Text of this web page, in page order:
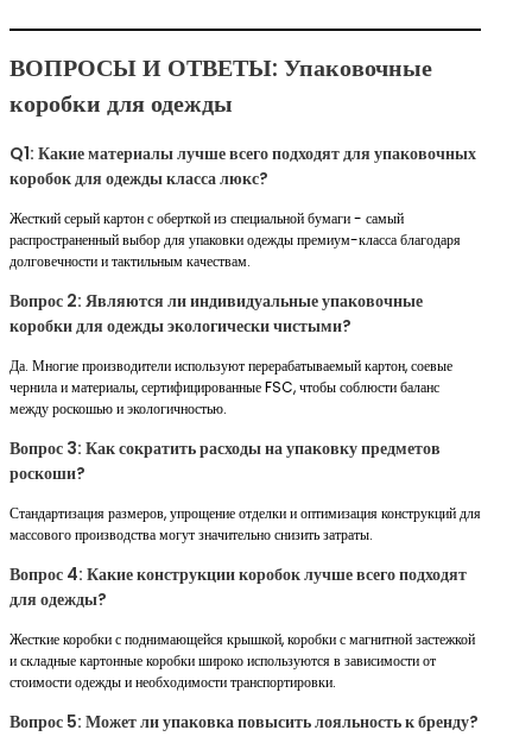
ВОПРОСЫ И ОТВЕТЫ: Упаковочные
коробки для одежды
Q1: Какие материалы лучше всего подходят для упаковочных
коробок для одежды класса люкс?
Жесткий серый картон с оберткой из специальной бумаги - самый
распространенный выбор для упаковки одежды премиум-класса благодаря
долговечности и тактильным качествам.
Вопрос 2: Являются ли индивидуальные упаковочные
коробки для одежды экологически чистыми?
Да. Многие производители используют перерабатываемый картон, соевые
чернила и материалы, сертифицированные FSC, чтобы соблюсти баланс
между роскошью и экологичностью.
Вопрос 3: Как сократить расходы на упаковку предметов
роскоши?
Стандартизация размеров, упрощение отделки и оптимизация конструкций для
массового производства могут значительно снизить затраты.
Вопрос 4: Какие конструкции коробок лучше всего подходят
для одежды?
Жесткие коробки с поднимающейся крышкой, коробки с магнитной застежкой
и складные картонные коробки широко используются в зависимости от
стоимости одежды и необходимости транспортировки.
Вопрос 5: Может ли упаковка повысить лояльность к бренду?